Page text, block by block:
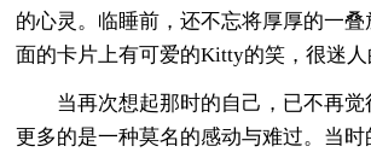
的心灵。临睡前，还不忘将厚厚的一
面的卡片上有可爱的Kitty的笑，很迷人
当再次想起那时的自己，已不再觉
更多的是一种莫名的感动与难过。当